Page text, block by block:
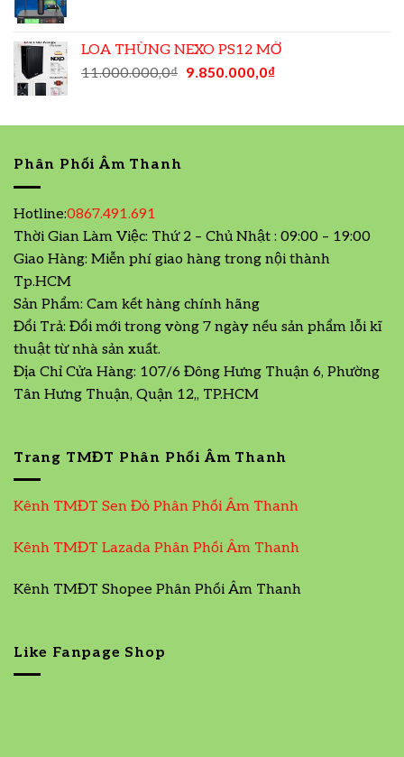
LOA THÙNG NEXO PS12 MỜ
11.000.000,0₫ 9.850.000,0₫
Phân Phối Âm Thanh
Hotline:0867.491.691
Thời Gian Làm Việc: Thứ 2 – Chủ Nhật : 09:00 – 19:00
Giao Hàng: Miễn phí giao hàng trong nội thành
Tp.HCM
Sản Phẩm: Cam kết hàng chính hãng
Đổi Trả: Đổi mới trong vòng 7 ngày nếu sản phẩm lỗi kĩ
thuật từ nhà sản xuất.
Địa Chỉ Cửa Hàng: 107/6 Đông Hưng Thuận 6, Phường
Tân Hưng Thuận, Quận 12,, TP.HCM
Trang TMĐT Phân Phối Âm Thanh
Kênh TMĐT Sen Đỏ Phân Phối Âm Thanh
Kênh TMĐT Lazada Phân Phối Âm Thanh
Kênh TMĐT Shopee Phân Phối Âm Thanh
Like Fanpage Shop